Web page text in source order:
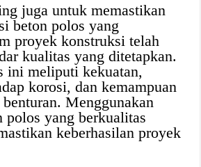
juga untuk memastikan
beton polos yang
proyek konstruksi telah
kualitas yang ditetapkan.
ini meliputi kekuatan,
korosi, dan kemampuan
Menggunakan
polos yang berkualitas
keberhasilan proyek